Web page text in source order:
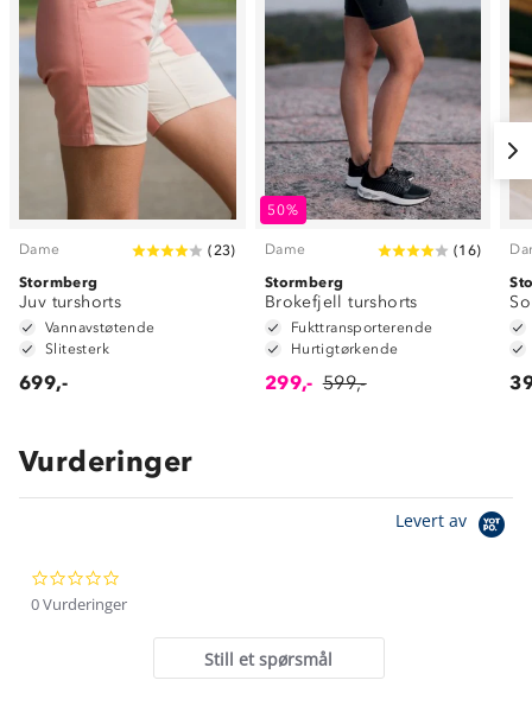
Dame ( 23)
Stormberg
Juv turshorts
Vannavstøtende
Slitesterk
699,-
50%
Dame (16)
Stormberg
Brokefjell turshorts
Fukttransporterende
Hurtigtørkende
299,- 599,-
Vurderinger
Levert av
star
0 Vurderinger
Still et spørsmål
Kundeservice
Klima og miljø
Trelagsprinsippet barn
Alt du trenger til Norgesferien